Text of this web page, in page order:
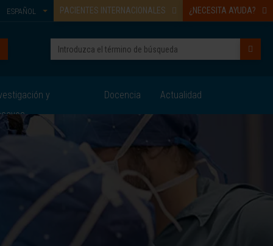
PACIENTES INTERNACIONALES ¿NECESITA AYUDA?
ESPAÑOL
y
Docencia Actualidad